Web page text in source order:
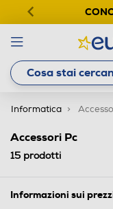
Informatica
Accessori Pc
15 prodotti
Informazioni sui